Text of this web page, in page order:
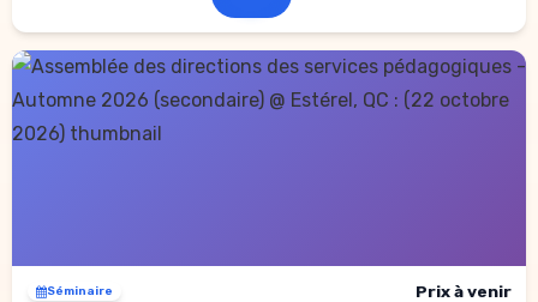
Séminaire
Prix à venir